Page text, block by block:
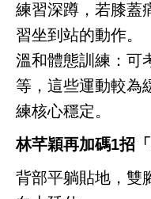
練習深蹲，若膝蓋
習坐到站的動作。
溫和體態訓練：可
等，這些運動較為
練核心穩定。
林芊穎再加碼1招
背部平躺貼地，雙